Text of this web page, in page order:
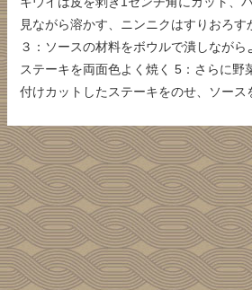
見ながら溶かす、ニンニクはすりおろす
３：ソースの材料をボウルで潰しながら
ステーキを両面色よく焼く 5：さらに野
付けカットしたステーキをのせ、ソース